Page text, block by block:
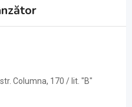
Columna, 170 / lit. "B"